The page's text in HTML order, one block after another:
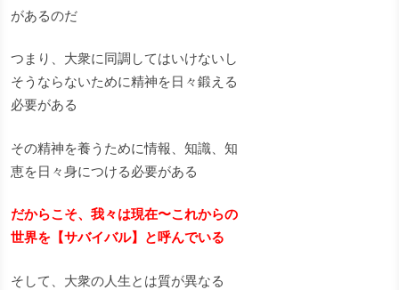
があるのだ
つまり、大衆に同調してはいけないし
そうならないために精神を日々鍛える
必要がある
その精神を養うために情報、知識、知
恵を日々身につける必要がある
だからこそ、我々は現在〜これからの
世界を【サバイバル】と呼んでいる
そして、大衆の人生とは質が異なる